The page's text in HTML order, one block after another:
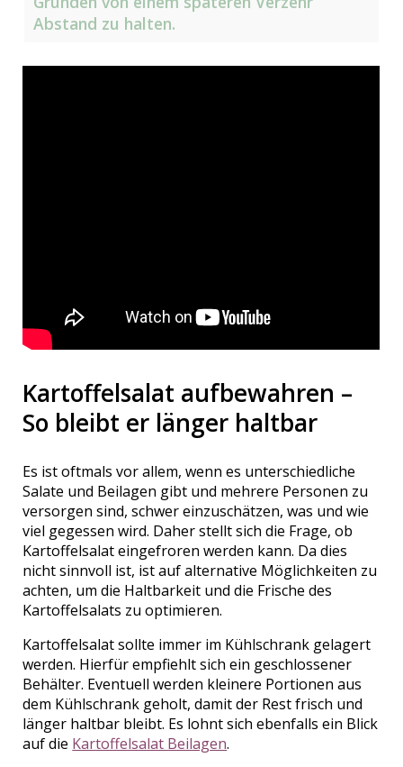
Abstand zu halten.
Kartoffelsalat aufbewahren –
So bleibt er länger haltbar
Es ist oftmals vor allem, wenn es unterschiedliche
Salate und Beilagen gibt und mehrere Personen zu
versorgen sind, schwer einzuschätzen, was und wie
viel gegessen wird. Daher stellt sich die Frage, ob
Kartoffelsalat eingefroren werden kann. Da dies
nicht sinnvoll ist, ist auf alternative Möglichkeiten zu
achten, um die Haltbarkeit und die Frische des
Kartoffelsalats zu optimieren.
Kartoffelsalat sollte immer im Kühlschrank gelagert
werden. Hierfür empfiehlt sich ein geschlossener
Behälter. Eventuell werden kleinere Portionen aus
dem Kühlschrank geholt, damit der Rest frisch und
länger haltbar bleibt. Es lohnt sich ebenfalls ein Blick
auf die Kartoffelsalat Beilagen.